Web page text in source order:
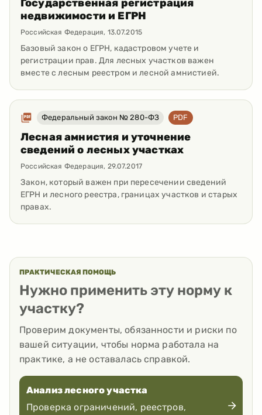
Государственная регистрация
недвижимости и ЕГРН
Российская Федерация, 13.07.2015
Базовый закон о ЕГРН, кадастровом учете и
регистрации прав. Для лесных участков важен
вместе с лесным реестром и лесной амнистией.
Федеральный закон № 280-ФЗ PDF
Лесная амнистия и уточнение
сведений о лесных участках
Российская Федерация, 29.07.2017
Закон, который важен при пересечении сведений
ЕГРН и лесного реестра, границах участков и старых
правах.
ПРАКТИЧЕСКАЯ ПОМОЩЬ
Нужно применить эту норму к
участку?
Проверим документы, обязанности и риски по
вашей ситуации, чтобы норма работала на
практике, а не оставалась справкой.
Анализ лесного участка
Проверка ограничений, реестров,